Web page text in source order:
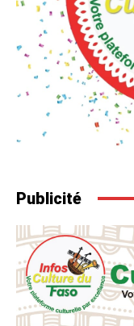
Publicité